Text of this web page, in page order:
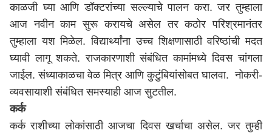
काळजी घ्या आणि डॉक्टरांच्या सल्ल्याचे पालन करा. जर तुम्हाला
आज नवीन काम सुरू करायचे असेल तर कठोर परिश्रमानंतर
तुम्हाला यश मिळेल. विद्यार्थ्यांना उच्च शिक्षणासाठी वरिष्ठांची मदत
घ्यावी लागू शकते. राजकारणाशी संबंधित कामांमध्ये दिवस चांगला
जाईल. संध्याकाळचा वेळ मित्र आणि कुटुंबियांसोबत घालवा. नोकरी-
व्यवसायाशी संबंधित समस्याही आज सुटतील.
कर्क
कर्क राशीच्या लोकांसाठी आजचा दिवस खर्चाचा असेल. जर तुम्ही